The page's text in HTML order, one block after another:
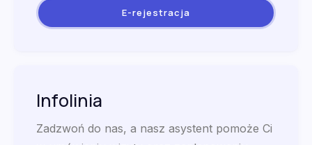
E-rejestracja
Infolinia
Zadzwoń do nas, a nasz asystent pomoże Ci